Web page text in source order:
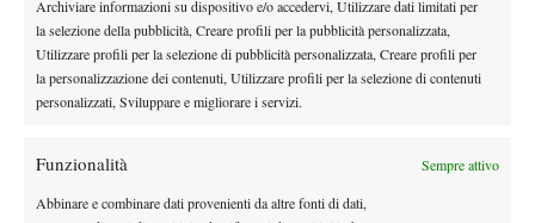
Archiviare informazioni su dispositivo e/o accedervi, Utilizzare dati limitati per
la selezione della pubblicità, Creare profili per la pubblicità personalizzata,
Utilizzare profili per la selezione di pubblicità personalizzata, Creare profili per
la personalizzazione dei contenuti, Utilizzare profili per la selezione di contenuti
personalizzati, Sviluppare e migliorare i servizi.
Funzionalità Sempre attivo
Abbinare e combinare dati provenienti da altre fonti di dati,
giocherà lo US Open, forse non lo vedremo
più nel 2026”
Atp News
Masters 1000 Montreal 2026, Musetti: “Mi
Atp News